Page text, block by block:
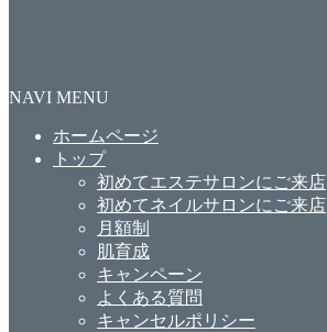
NAVI MENU
ホームページ
トップ
初めてエステサロンにご来店
初めてネイルサロンにご来店
月額制
肌育成
キャンペーン
よくある質問
キャンセルポリシー